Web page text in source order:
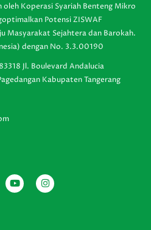
oleh Koperasi Syariah Benteng Mikro
Potensi ZISWAF
Masyarakat Sejahtera dan Barokah.
dengan No. 3.3.00190
Jl. Boulevard Andalucia
Kabupaten Tangerang